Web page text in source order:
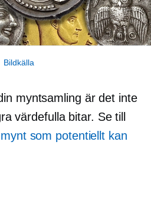
Bildkälla
myntsamling är det inte
värdefulla bitar. Se till
som potentiellt kan